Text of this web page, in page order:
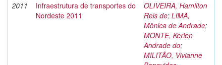
2011
Infraestrutura de transportes do
Nordeste 2011
OLIVEIRA, Hamilton
Reis de; LIMA,
Mônica de Andrade;
MONTE, Kerlen
Andrade do;
MILITÃO, Vivianne